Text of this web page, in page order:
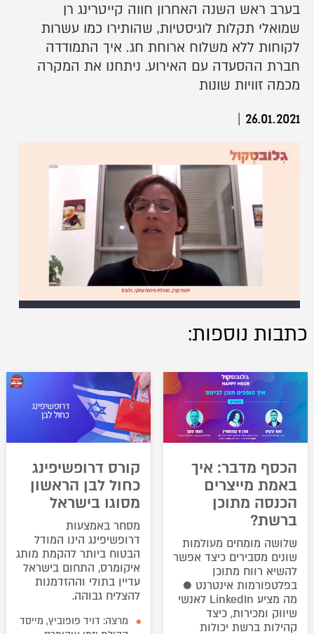
בערב ראש השנה האחרון חווה קייטרינג רן
שמואלי תקלות לוגיסטיות, שהותירו כמו עשרות
לקוחות ללא משלוח ארוחת חג. איך התמודדה
חברת ההסעדה עם האירוע. ניתחנו את המקרה
מכמה זוויות שונות
26.01.2021
|
כתבות נוספות:
הכסף מדבר: איך
באמת מייצרים
הכנסה מתוכן
ברשת?
שלושה מומחים מעולמות
שונים מסבירים כיצד אפשר
להשיא רווח מתוכן
בפלטפורמות אינטרנט ●
מה מציע LinkedIn לאנשי
שיווק ומכירות, כיצד
קהילות ברשת יכולות
קורס דרופשיפינג
כחול לבן הראשון
מסוגו בישראל
מסחר באמצעות
דרופשיפינג הינו המודל
הבטוח ביותר להקמת מותג
איקומרס, התחום בישראל
עדיין בתולי וההזדמנות
להצליח גבוהה.
מרצה: דויד פופוביץ, מייסד